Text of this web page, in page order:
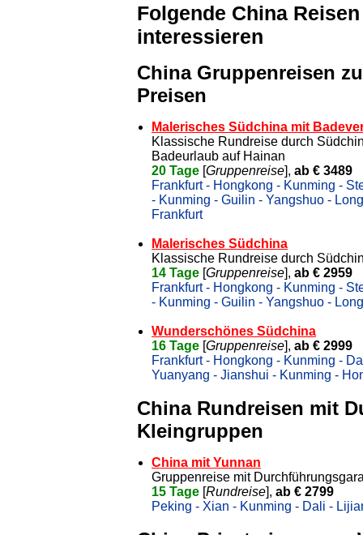
Folgende China
interessieren
China Gruppenreisen
Preisen
Malerisches Südchina mit
Klassische Rundreise durch
Badeurlaub auf Hainan
20 Tage [Gruppenreise], ab € 3489
Frankfurt - Hongkong - Kunming -
- Kunming - Guilin - Yangshuo -
Frankfurt
Malerisches Südchina
Klassische Rundreise durch
14 Tage [Gruppenreise], ab € 2959
Frankfurt - Hongkong - Kunming -
- Kunming - Guilin - Yangshuo -
Wunderschönes Südchina
16 Tage [Gruppenreise], ab € 2999
Frankfurt - Hongkong - Kunming -
Yuanyang - Jianshui - Kunming -
China Rundreisen mit
Kleingruppen
China mit Yunnan
Gruppenreise mit
15 Tage [Rundreise], ab € 2799
Peking - Xian - Kunming - Dali -